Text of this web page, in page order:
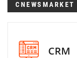
CNEWSMARKET
CRM